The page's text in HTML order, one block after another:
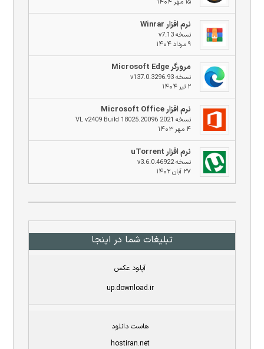
۱۵ مهر ۱۴۰۴
نرم افزار Winrar
نسخه v7.13
۹ مرداد ۱۴۰۴
مرورگر Microsoft Edge
نسخه v137.0.3296.93
۲ تیر ۱۴۰۴
نرم افزار Microsoft Office
نسخه 2021 VL v2409 Build 18025.20096
۴ مهر ۱۴۰۳
نرم افزار uTorrent
نسخه v3.6.0.46922
۲۷ آبان ۱۴۰۲
تبلیغات شما در اینجا
آپلود عکس
up.download.ir
هاست دانلود
hostiran.net